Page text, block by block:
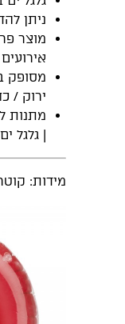
ניתן
מוצר
אירועים
מסופק
ירוק /
מתנות
| גלגל
מידות: קוטר: 70